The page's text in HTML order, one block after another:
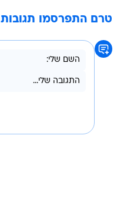
טרם התפרסמו תגובות